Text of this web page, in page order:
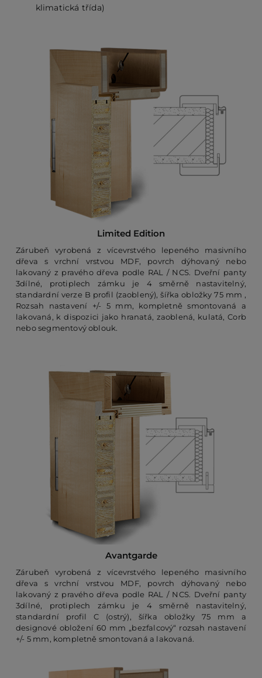
klimatická třída)
Limited Edition
Zárubeň vyrobená z vícevrstvého lepeného masivního
dřeva s vrchní vrstvou MDF, povrch dýhovaný nebo
lakovaný z pravého dřeva podle RAL / NCS. Dveřní panty
3dílné, protiplech zámku je 4 směrně nastavitelný,
standardní verze B profil (zaoblený), šířka obložky 75 mm ,
Rozsah nastavení +/- 5 mm, kompletně smontovaná a
lakovaná, k dispozici jako hranatá, zaoblená, kulatá, Corb
nebo segmentový oblouk.
Avantgarde
Zárubeň vyrobená z vícevrstvého lepeného masivního
dřeva s vrchní vrstvou MDF, povrch dýhovaný nebo
lakovaný z pravého dřeva podle RAL / NCS. Dveřní panty
3dílné, protiplech zámku je 4 směrně nastavitelný,
standardní profil C (ostrý), šířka obložky 75 mm a
designové obložení 60 mm „bezfalcový“ rozsah nastavení
+/- 5 mm, kompletně smontovaná a lakovaná.